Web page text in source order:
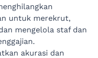
untuk merekrut,
mengelola staf dan
akurasi dan